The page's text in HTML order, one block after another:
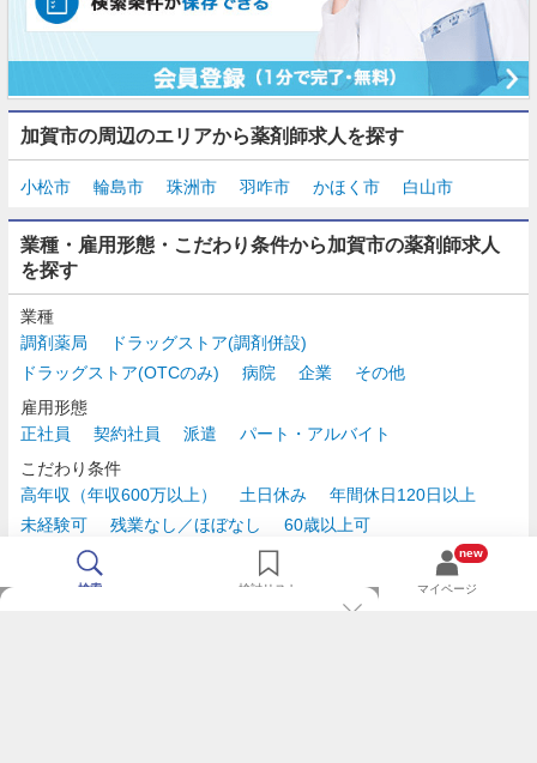
加賀市の周辺のエリアから薬剤師求人を探す
小松市 輪島市 珠洲市 羽咋市 かほく市 白山市
業種・雇用形態・こだわり条件から加賀市の薬剤師求人
を探す
業種
調剤薬局
ドラッグストア(調剤併設)
ドラッグストア(OTCのみ)
病院 企業
その他
雇用形態
正社員
契約社員 派遣
パート・アルバイト
こだわり条件
高年収（年収600万以上）
土日休み
年間休日120日以上
未経験可
残業なし／ほぼなし
60歳以上可
時給2,500円以上
検索 検討リスト
new
マイページ